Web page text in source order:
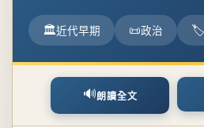
近代早期 政治
🔊朗讀全文